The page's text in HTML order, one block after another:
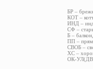
БР –
КОТ –
ИНД –
СФ –
Б –
ПП –
СВОБ –
ХС –
ОК-УЛ(ДВ)